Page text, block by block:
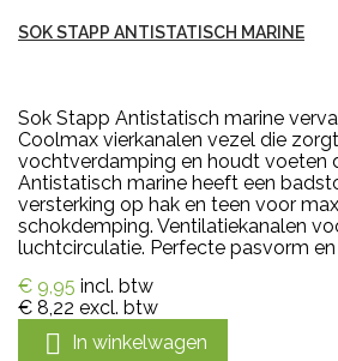
SOK STAPP ANTISTATISCH MARINE
Sok Stapp Antistatisch marine
Coolmax vierkanalen vezel die
vochtverdamping en houdt voeten
Antistatisch marine heeft een
versterking op hak en teen voor
schokdemping. Ventilatiekanalen
luchtcirculatie. Perfecte pasvorm
€ 9,95 incl. btw
€ 8,22 excl. btw
 In winkelwagen